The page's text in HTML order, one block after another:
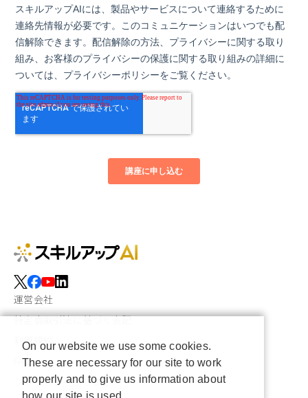
運営会社
特定商取引法に基づく表記
利用規約
FAQ
プライバシーポリシー
On our website we use some cookies.
These are necessary for our site to work
properly and to give us information about